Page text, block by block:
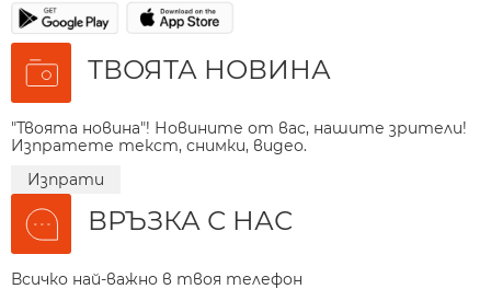
ТВОЯТА НОВИНА
"Твоята новина"! Новините от вас, нашите зрители!
Изпратете текст, снимки, видео.
Изпрати
ВРЪЗКА С НАС
Всичко най-важно в твоя телефон